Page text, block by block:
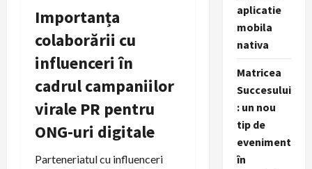
Importanța
colaborării cu
influenceri în
cadrul campaniilor
virale PR pentru
ONG-uri digitale
Parteneriatul cu influenceri
aplicatie
mobila
nativa
Matricea
Succesului
: un nou
tip de
eveniment
în